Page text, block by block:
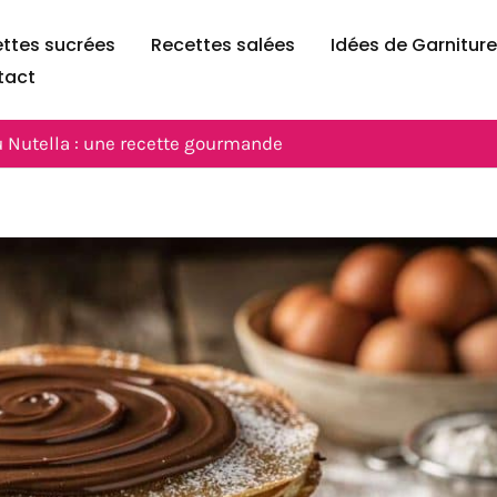
sucrées Recettes salées Idées de
Nutella : une recette gourmande